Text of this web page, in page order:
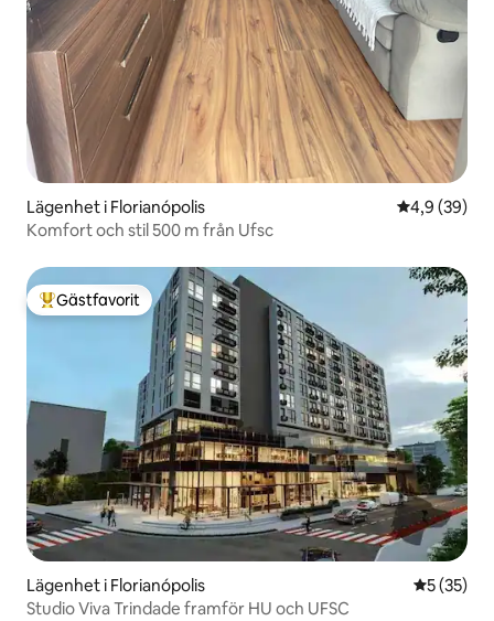
Lägenhet i Florianópolis 4,9 av 5 i
4,9 (39)
Komfort och stil 500 m från Ufsc
Populär gästfavorit
Gästfavorit
Lägenhet i Florianópolis 5 av 5 i
5 (35)
Studio Viva Trindade framför HU och UFSC